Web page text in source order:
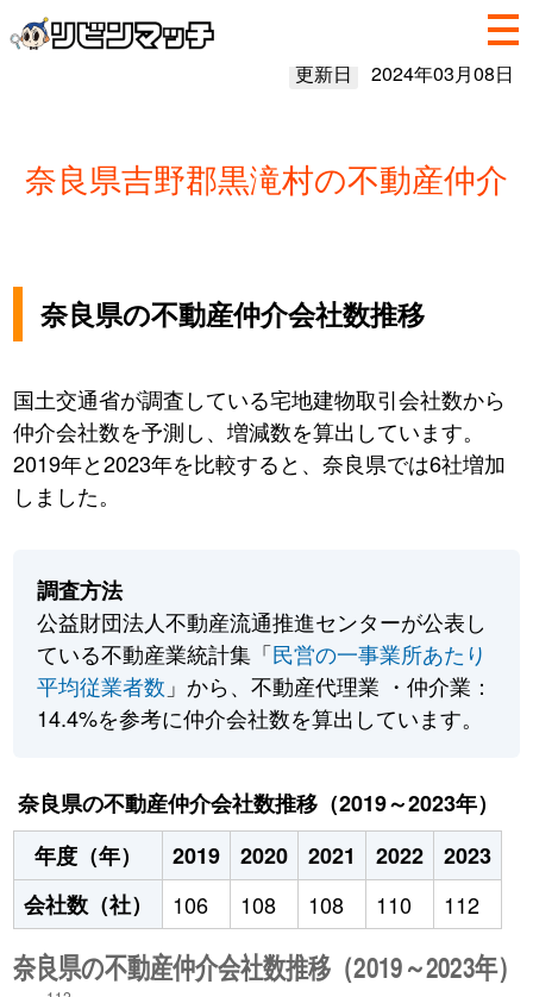
更新日 2024年03月08日
奈良県吉野郡黒滝村の不動産仲介
奈良県の不動産仲介会社数推移
国土交通省が調査している宅地建物取引会社数から
仲介会社数を予測し、増減数を算出しています。
2019年と2023年を比較すると、奈良県では6社増加
しました。
調査方法
公益財団法人不動産流通推進センターが公表し
ている不動産業統計集「民営の一事業所あたり
平均従業者数 」から、不動産代理業 ・仲介業：
14.4%を参考に仲介会社数を算出しています。
奈良県の不動産仲介会社数推移（2019～2023年）
年度（年）
2019 2020 2021 2022
2023
会社数（社）
106 108 108 110 112